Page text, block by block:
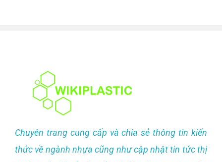
Chuyên trang cung cấp và chia sẻ thông tin kiến
thức về ngành nhựa cũng như cập nhật tin tức thị